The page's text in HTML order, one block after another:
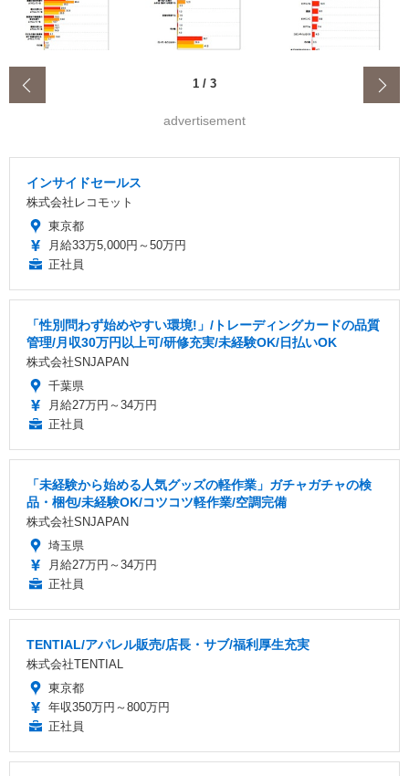
1 / 3
advertisement
インサイドセールス
株式会社レコモット
東京都
月給33万5,000円～50万円
正社員
「性別問わず始めやすい環境!」/トレーディングカードの品質
管理/月収30万円以上可/研修充実/未経験OK/日払いOK
株式会社SNJAPAN
千葉県
月給27万円～34万円
正社員
「未経験から始める人気グッズの軽作業」ガチャガチャの検
品・梱包/未経験OK/コツコツ軽作業/空調完備
株式会社SNJAPAN
埼玉県
月給27万円～34万円
正社員
TENTIAL/アパレル販売/店長・サブ/福利厚生充実
株式会社TENTIAL
東京都
年収350万円～800万円
正社員